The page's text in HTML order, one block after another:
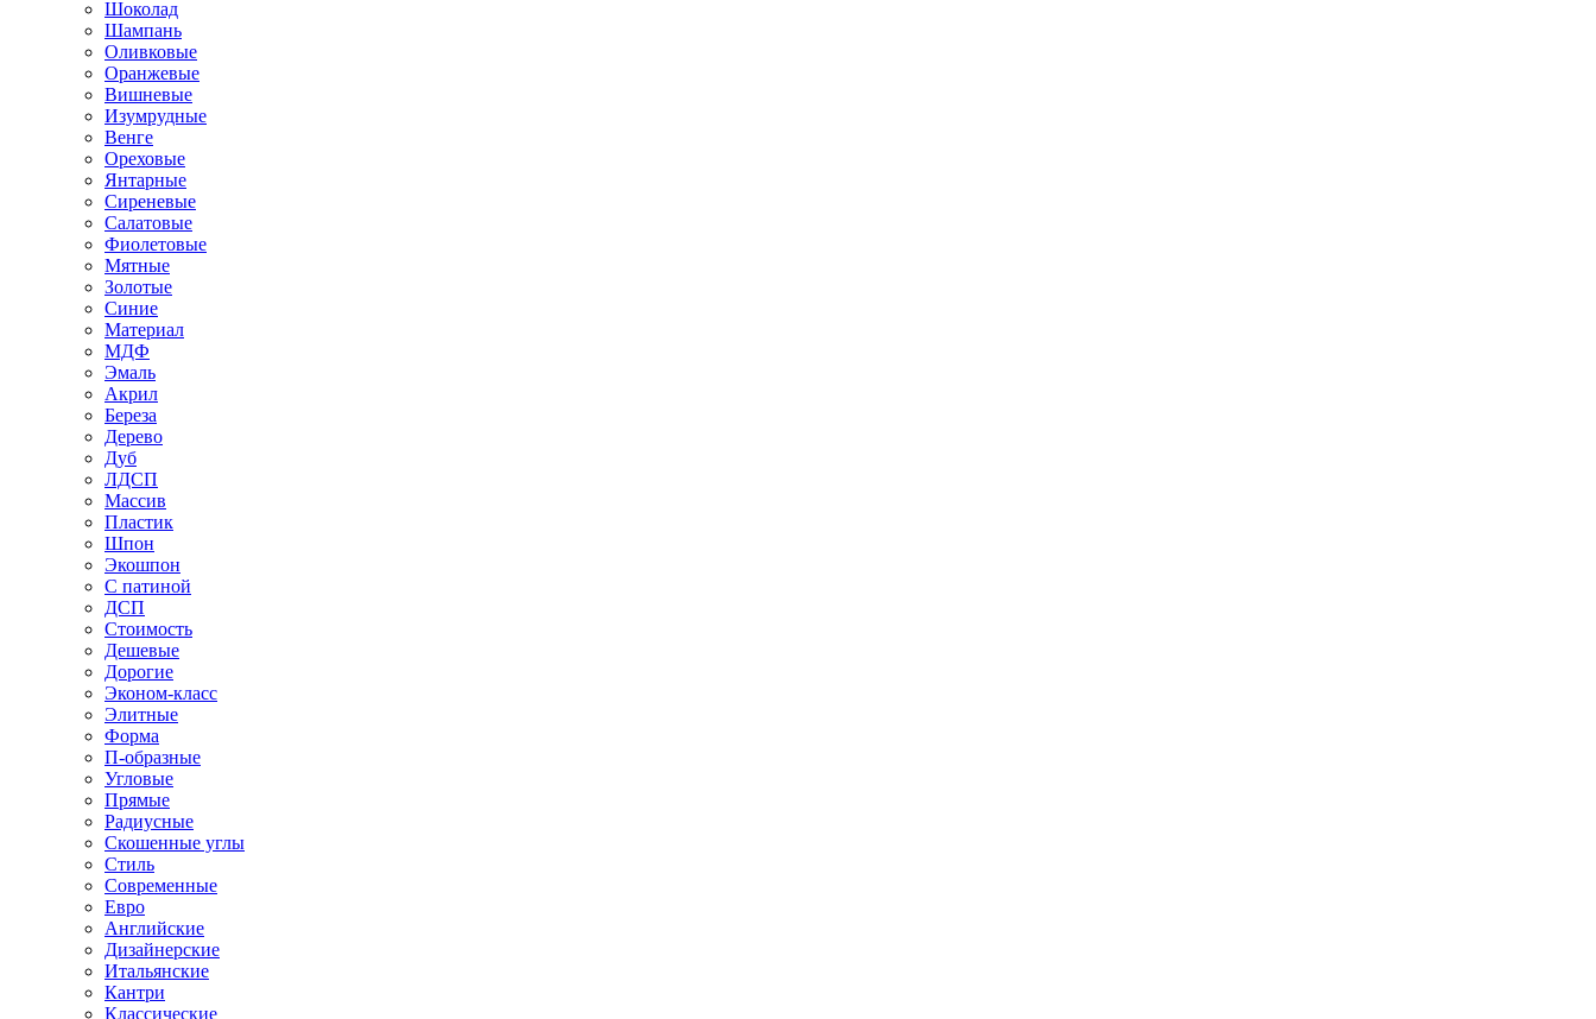
Шоколад
Шампань
Оливковые
Оранжевые
Вишневые
Изумрудные
Венге
Ореховые
Янтарные
Сиреневые
Салатовые
Фиолетовые
Мятные
Золотые
Синие
Материал
МДФ
Эмаль
Акрил
Береза
Дерево
Дуб
ЛДСП
Массив
Пластик
Шпон
Экошпон
С патиной
ДСП
Стоимость
Дешевые
Дорогие
Эконом-класс
Элитные
Форма
П-образные
Угловые
Прямые
Радиусные
Скошенные углы
Стиль
Современные
Евро
Английские
Дизайнерские
Итальянские
Кантри
Классические